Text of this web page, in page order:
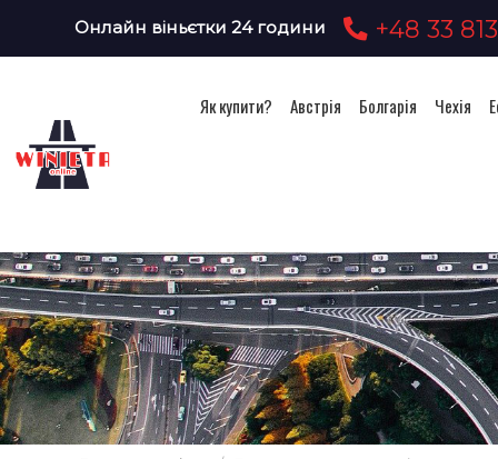
Онлайн віньєтки 24 години +48 33
Як купити? Австрія Болгарія Чехія